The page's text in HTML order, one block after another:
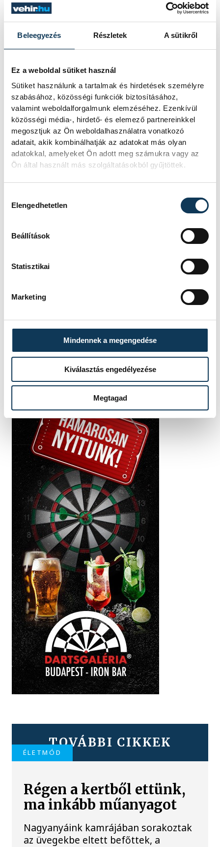
Beleegyezés Részletek A sütikről
Ez a weboldal sütiket használ
Sütiket használunk a tartalmak és hirdetések személyre
szabásához, közösségi funkciók biztosításához,
valamint weboldalforgalmunk elemzéséhez. Ezenkívül
közösségi média-, hirdető- és elemező partnereinkkel
megosztjuk az Ön weboldalhasználatra vonatkozó
adatait, akik kombinálhatják az adatokat más olyan
adatokkal, amelyeket Ön adott meg számukra vagy az
Ön által használt más szolgáltatásokból gyűjtöttek.
Elengedhetetlen
Beállítások
Statisztikai
Marketing
Mindennek a megengedése
Kiválasztás engedélyezése
Megtagad
szenvedélyek nélkül. A teljes emberi
élethez nincs szükség függőséget okozó
anyagok használatára! Szabad tisztán,
józanul élni!
Van, akinek nem sikerül egyedül
abbahagynia, de van segítség számára is!
Kérjen segítséget!
Lovizer János
Domján
TOVÁBBI CIKKEK
ÉLETMÓD
Régen a kertből ettünk,
ma inkább műanyagot
Nagyanyáink kamrájában sorakoztak
az üvegekbe eltett befőttek, a